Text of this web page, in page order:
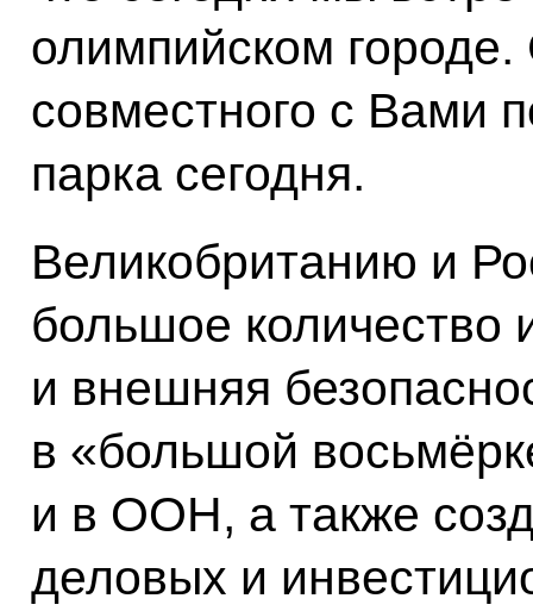
олимпийском
совместного с Вами
парка сегодня.
Великобританию и
большое количество
и внешняя
в «большой
и в ООН, а также
деловых и